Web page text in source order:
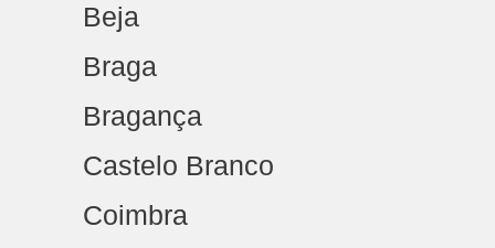
Beja
Braga
Bragança
Castelo Branco
Coimbra